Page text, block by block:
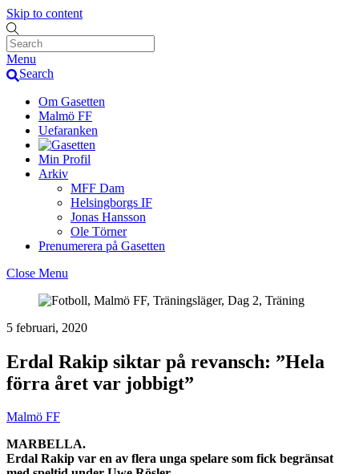
Skip to content
Menu
Search
Om Gasetten
Malmö FF
Uefaranken
Min Profil
Arkiv
MFF Dam
Helsingborgs IF
Jonas Hansson
Ole Törner
Prenumerera på Gasetten
Close Menu
5 februari, 2020
Erdal Rakip siktar på revansch: ”Hela
förra året var jobbigt”
Malmö FF
MARBELLA.
Erdal Rakip var en av flera unga spelare som fick begränsat